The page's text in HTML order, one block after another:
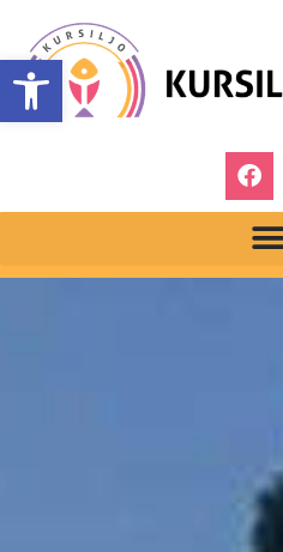
Open toolbar